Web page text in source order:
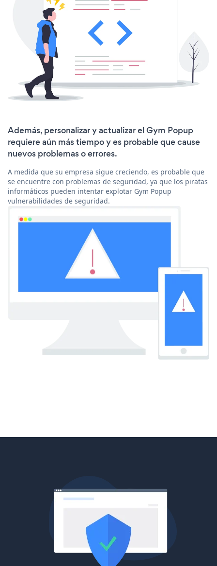
Además, personalizar y actualizar el Gym Popup
requiere aún más tiempo y es probable que cause
nuevos problemas o errores.
A medida que su empresa sigue creciendo, es probable que
se encuentre con problemas de seguridad, ya que los piratas
informáticos pueden intentar explotar Gym Popup
vulnerabilidades de seguridad.